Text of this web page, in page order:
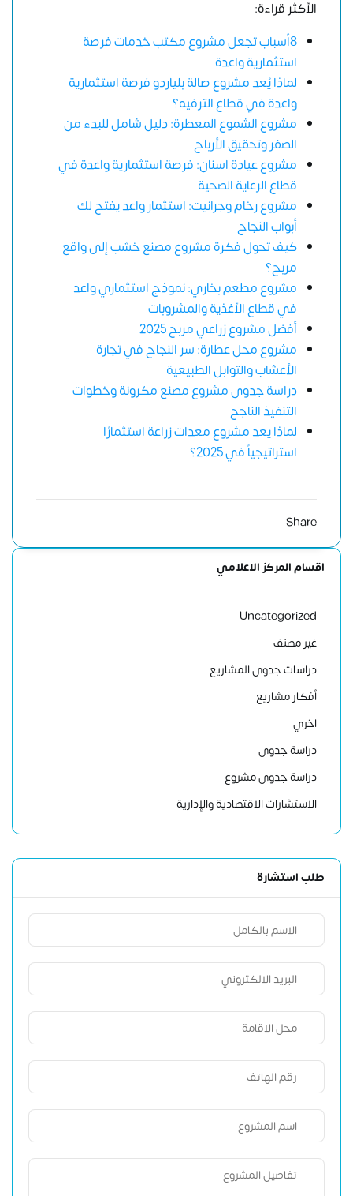
الأكثر قراءة:
8أسباب تجعل مشروع مكتب خدمات فرصة
استثمارية واعدة
لماذا يُعد مشروع صالة بلياردو فرصة استثمارية
واعدة في قطاع الترفيه؟
مشروع الشموع المعطرة: دليل شامل للبدء من
الصفر وتحقيق الأرباح
مشروع عيادة اسنان: فرصة استثمارية واعدة في
قطاع الرعاية الصحية
مشروع رخام وجرانيت: استثمار واعد يفتح لك
أبواب النجاح
كيف تحول فكرة مشروع مصنع خشب إلى واقع
مربح؟
مشروع مطعم بخاري: نموذج استثماري واعد
في قطاع الأغذية والمشروبات
أفضل مشروع زراعي مربح 2025
مشروع محل عطارة: سر النجاح في تجارة
الأعشاب والتوابل الطبيعية
دراسة جدوى مشروع مصنع مكرونة وخطوات
التنفيذ الناجح
لماذا يعد مشروع معدات زراعة استثمارًا
استراتيجياً في 2025؟
Share
اقسام المركز الاعلامي
Uncategorized
غير مصنف
دراسات جدوى المشاريع
أفكار مشاريع
اخري
دراسة جدوى
دراسة جدوى مشروع
الاستشارات الاقتصادية والإدارية
طلب استشارة